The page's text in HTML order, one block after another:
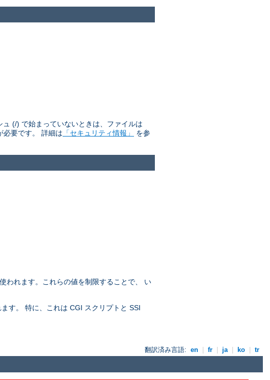
(/) で始まっていないときは、ファイルは
必要です。 詳細は 「セキュリティ情報」
を参
われます。これらの値を制限することで、 い
す。 特に、これは CGI スクリプトと SSI
翻訳済み言語: en fr ja ko tr